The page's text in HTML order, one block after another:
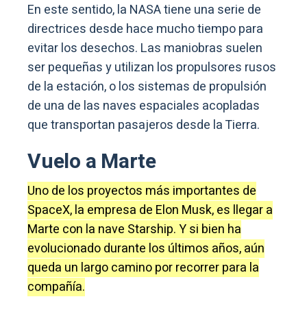
En este sentido, la NASA tiene una serie de
directrices desde hace mucho tiempo para
evitar los desechos. Las maniobras suelen
ser pequeñas y utilizan los propulsores rusos
de la estación, o los sistemas de propulsión
de una de las naves espaciales acopladas
que transportan pasajeros desde la Tierra.
Vuelo a Marte
Uno de los proyectos más importantes de
SpaceX, la empresa de Elon Musk, es llegar a
Marte con la nave Starship. Y si bien ha
evolucionado durante los últimos años, aún
queda un largo camino por recorrer para la
compañía.